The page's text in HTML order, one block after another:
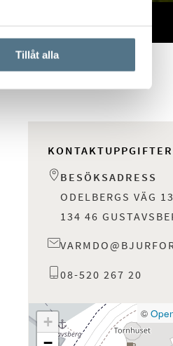
Tillåt alla
KONTAKTUPPGIFTER
BESÖKSADRESS
ODELBERGS VÄG
134 46
08-520 267 20
+
©